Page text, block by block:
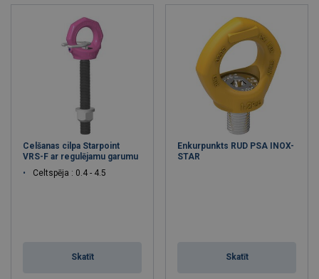
Celšanas cilpa Starpoint
VRS-F ar regulējamu garumu
Celtspēja : 0.4 - 4.5
Skatīt
Enkurpunkts RUD PSA INOX-
STAR
Skatīt